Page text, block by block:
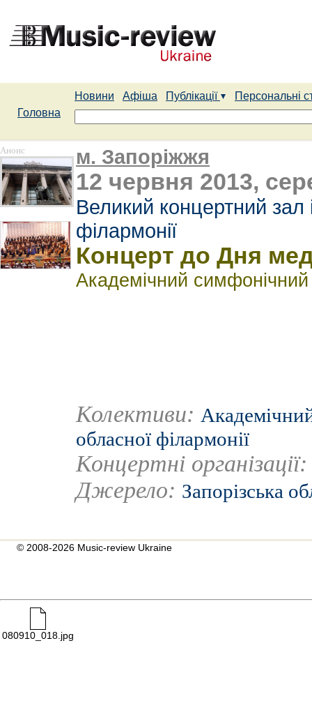
Новини Афіша Публікації
Персональні
Головна
Анонс м. Запоріжжя
12 червня 2013,
Великий концертний зал
філармонії
Концерт до Дня
Академічний симфонічний
Колективи:
обласної філармонії
Концертні
Джерело: Запорізська
© 2008-2026 Music-review Ukraine
080910_018.jpg